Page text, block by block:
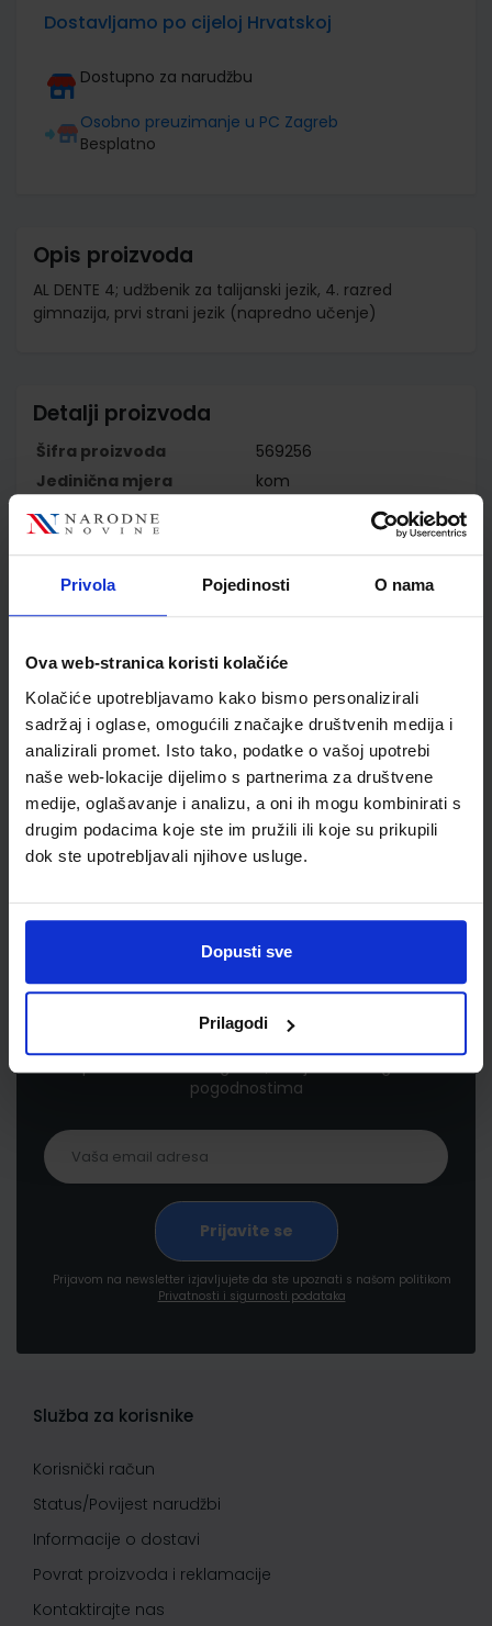
Privola Pojedinosti O nama
Ova web-stranica koristi kolačiće
Kolačiće upotrebljavamo kako bismo personalizirali
sadržaj i oglase, omogućili značajke društvenih medija i
analizirali promet. Isto tako, podatke o vašoj upotrebi
naše web-lokacije dijelimo s partnerima za društvene
medije, oglašavanje i analizu, a oni ih mogu kombinirati s
drugim podacima koje ste im pružili ili koje su prikupili
dok ste upotrebljavali njihove usluge.
Dopusti sve
Prilagodi
Dostavljamo po cijeloj Hrvatskoj
Dostupno za narudžbu
Osobno preuzimanje u PC Zagreb
Besplatno
Opis proizvoda
AL DENTE 4; udžbenik za talijanski jezik, 4. razred
gimnazija, prvi strani jezik (napredno učenje)
Detalji proizvoda
Šifra proizvoda
569256
Jedinična mjera
kom
Nakladnik
PROFIL KLETT d.o.o.
Autor
Birello Bonafaccia Bosc
Donati Licastro Vilagrasa
Školski razred
40 4.RAZRED SŠ
Vrsta školske knjige
Vrsta škole
2 GIMNAZIJA
Reg br min
7438
Newsletter prijava
proizvodima i uslugama, akcijama i drugim
pogodnostima
Prijavom na newsletter izjavljujete da ste upoznati s našom politikom
Privatnosti i sigurnosti podataka
Služba za korisnike
Korisnički račun
Status/Povijest narudžbi
Informacije o dostavi
Povrat proizvoda i reklamacije
Kontaktirajte nas